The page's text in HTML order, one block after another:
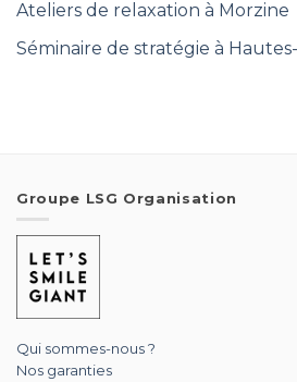
Ateliers de relaxation à Morzine
Séminaire de stratégie à
Groupe LSG Organisation
Qui sommes-nous ?
Nos garanties